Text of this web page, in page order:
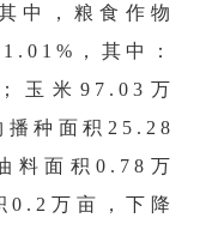
中，粮食作物
1.01 %，其中：
玉米97.03 万
播种面积 25.28
料面积0.78 万
0 .2 万亩，下降